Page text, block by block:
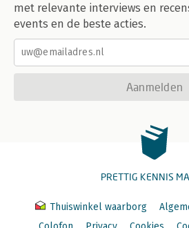
met relevante interviews en
events en de beste acties.
Aanmelden
PRETTIG KENNIS
Thuiswinkel waarborg